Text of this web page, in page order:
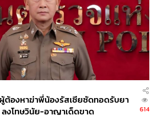
รัสเซียกับยูเครน, สหรัฐฯ และสมาชิก
เข้าสู่ปีที่ 8 ในปีนี้ และยังไม่มีท่าทีจะจบลง
แนวโน้มว่าจะพัฒนาไปสู่สงครามเต็มรูป
องฝ่ายยังไม่สามารถหาข้อยุติร่วมกันได้
รเคลื่อนกองกำลังทางทหารของทั้งสอง
ขัดแย้งในช่วงไม่กี่สัปดาห์ที่ผ่านมา สร้าง
ายฝ่ายว่าสถานการณ์อาจสุกงอมและ
ครามร้อน
องหาฆ่าพี่น้องรัสเซียซัดทอดรับยา
งโทษวินัย-อาญาเด็ดขาด
614